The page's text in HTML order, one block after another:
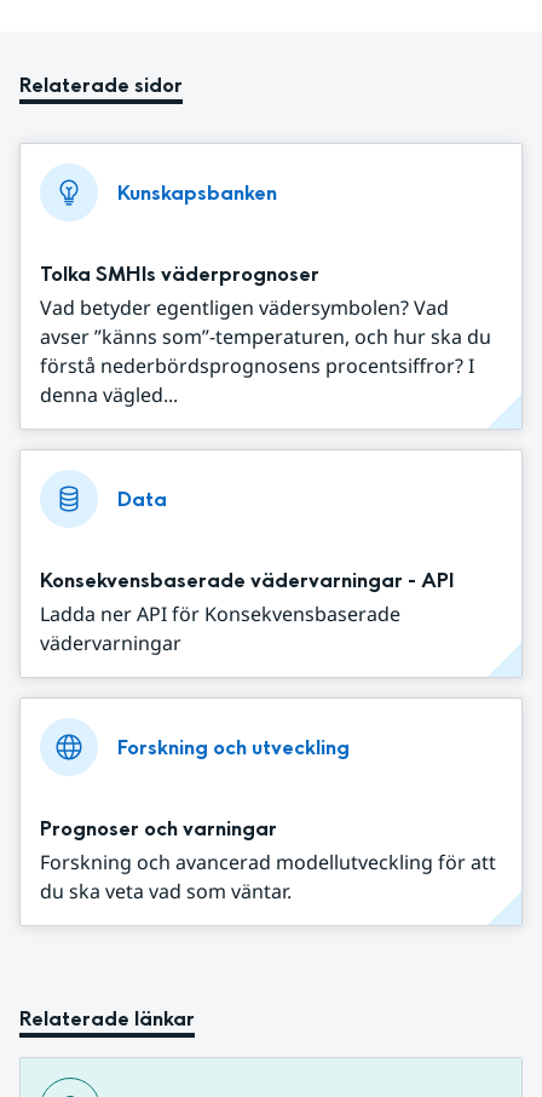
Relaterade sidor
Kunskapsbanken
Tolka SMHIs väderprognoser
Vad betyder egentligen vädersymbolen? Vad
avser ”känns som”-temperaturen, och hur ska du
förstå nederbördsprognosens procentsiffror? I
denna vägled...
Data
Konsekvensbaserade vädervarningar - API
Ladda ner API för Konsekvensbaserade
vädervarningar
Forskning och utveckling
Prognoser och varningar
Forskning och avancerad modellutveckling för att
du ska veta vad som väntar.
Relaterade länkar